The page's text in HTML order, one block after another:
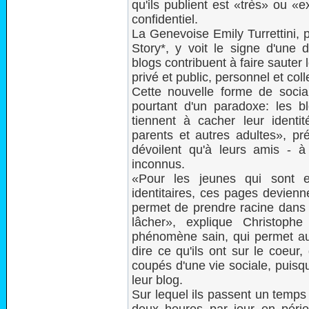
qu'ils publient est «très» ou
confidentiel.
La Genevoise Emily Turrettini,
Story*, y voit le signe d'une
blogs contribuent à faire
privé et public, personnel et
Cette nouvelle forme de
pourtant d'un paradoxe: les
tiennent à cacher leur
parents et autres adultes»,
dévoilent qu'à leurs amis -
inconnus.
«Pour les jeunes qui sont
identitaires, ces pages
permet de prendre racine
lâcher», explique
phénomène sain, qui permet
dire ce qu'ils ont sur le coeur,
coupés d'une vie sociale,
leur blog.
Sur lequel ils passent un